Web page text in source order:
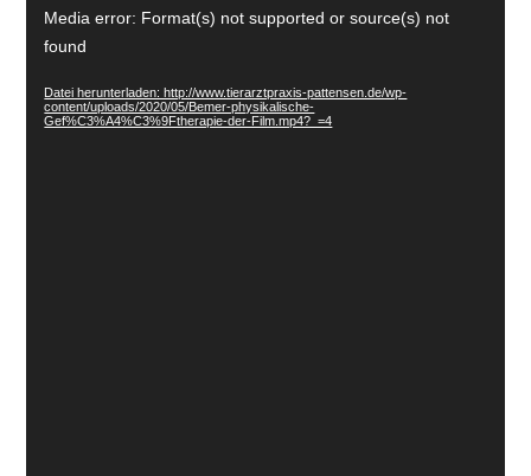
Video-
Player
Media error: Format(s) not supported or source(s) not
found
Datei herunterladen: http://www.tierarztpraxis-pattensen.de/wp-
content/uploads/2020/05/Bemer-physikalische-
Gef%C3%A4%C3%9Ftherapie-der-Film.mp4?_=4